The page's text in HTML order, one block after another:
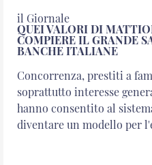
il Giornale
QUEI VALORI DI
COMPIERE IL GRANDE
BANCHE ITALIANE
Concorrenza, prestiti a
soprattutto interesse
hanno consentito al
diventare un modello per